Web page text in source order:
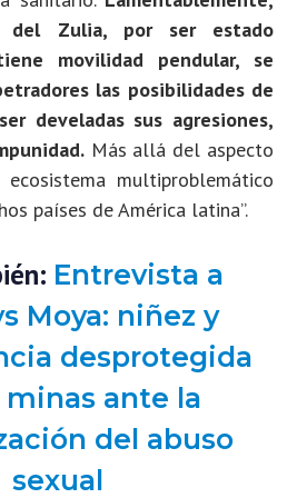
Zulia, por ser estado
movilidad pendular, se
las posibilidades de
develadas sus agresiones,
Más allá del aspecto
multiproblemático
países de América latina”.
Entrevista a
Moya: niñez y
desprotegida
minas ante la
del abuso
sexual